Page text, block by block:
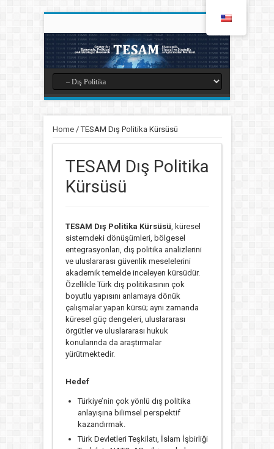
Home/TESAM Dış Politika Kürsüsü
TESAM Dış Politika
Kürsüsü
TESAM Dış Politika Kürsüsü , küresel
sistemdeki dönüşümleri, bölgesel
entegrasyonları, dış politika analizlerini
ve uluslararası güvenlik meselelerini
akademik temelde inceleyen kürsüdür.
Özellikle Türk dış politikasının çok
boyutlu yapısını anlamaya dönük
çalışmalar yapan kürsü; aynı zamanda
küresel güç dengeleri, uluslararası
örgütler ve uluslararası hukuk
konularında da araştırmalar
yürütmektedir.
Hedef
Türkiye’nin çok yönlü dış politika
anlayışına bilimsel perspektif
kazandırmak.
Türk Devletleri Teşkilatı, İslam İşbirliği